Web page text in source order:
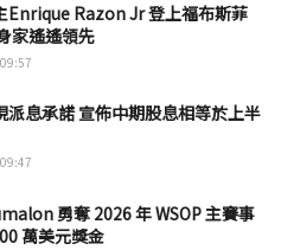
Enrique Razon Jr 登上福布斯菲
家遙遙領先
派息承諾 宣佈中期股息相等於上半
勇奪 2026 年 WSOP 主賽事
萬美元獎金